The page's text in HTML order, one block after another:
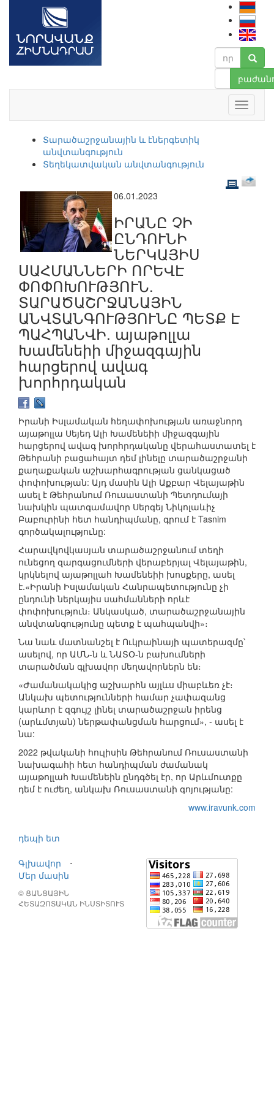
Տարածաշրջանային և էներգետիկ
անվտանգություն
Տեղեկատվական անվտանգություն
06.01.2023
ԻՐԱՆԸ ՉԻ
ԸՆԴՈՒՆԻ
ՆԵՐԿԱՅԻՍ
ՍԱՀՄԱՆՆԵՐԻ ՈՐԵՎԷ
ՓՈՓՈԽՈՒԹՅՈՒՆ.
ՏԱՐԱԾԱՇՐՋԱՆԱՅԻՆ
ԱՆՎՏԱՆԳՈՒԹՅՈՒՆԸ ՊԵՏՔ Է
ՊԱՀՊԱՆՎԻ. այաթոլլա
Խամենեիի միջազգային
հարցերով ավագ
խորհրդական
Իրանի Իսլամական հեղափոխության առաջնորդ
այաթոլլա Սեյեդ Ալի Խամենեիի միջազգային
հարցերով ավագ խորհրդականը վերահաստատել է
Թեհրանի բացահայտ դեմ լինելը տարածաշրջանի
քաղաքական աշխարհագրության ցանկացած
փոփոխության: Այդ մասին Ալի Աքբար Վելայաթին
ասել է Թեհրանում Ռուսաստանի Պետդումայի
նախկին պատգամավոր Սերգեյ Նիկոլաևիչ
Բաբուրինի հետ հանդիպմանը, գրում է Tasnim
գործակալությունը:
Հարավկովկասյան տարածաշրջանում տեղի
ունեցող զարգացումների վերաբերյալ Վելայաթին,
կրկնելով այաթոլլահ Խամենեիի խոսքերը, ասել
է.«Իրանի Իսլամական Հանրապետությունը չի
ընդունի ներկայիս սահմանների որևէ
փոփոխություն։ Անկասկած, տարածաշրջանային
անվտանգությունը պետք է պահպանվի»։
Նա նաև մատնանշել է Ուկրաինայի պատերազմը՝
ասելով, որ ԱՄՆ-ն և ՆԱՏՕ-ն բախումների
տարածման գլխավոր մեղավորներն են։
«Ժամանակակից աշխարհն այլևս միաբևեռ չէ։
Անկախ պետությունների համար չափազանց
կարևոր է զգույշ լինել տարածաշրջան իրենց
(արևմտյան) ներթափանցման հարցում», - ասել է
նա:
2022 թվականի հուլիսին Թեհրանում Ռուսաստանի
նախագահի հետ հանդիպման ժամանակ
այաթոլլահ Խամենեին ընդգծել էր, որ Արևմուտքը
դեմ է ուժեղ, անկախ Ռուսաստանի գոյությանը:
www.iravunk.com
դեպի ետ
Գլխավոր
⋅
Մեր մասին
© ՑԱՆՑԱՅԻՆ
ՀԵՏԱԶՈՏԱԿԱՆ ԻՆՍՏԻՏՈՒՏ